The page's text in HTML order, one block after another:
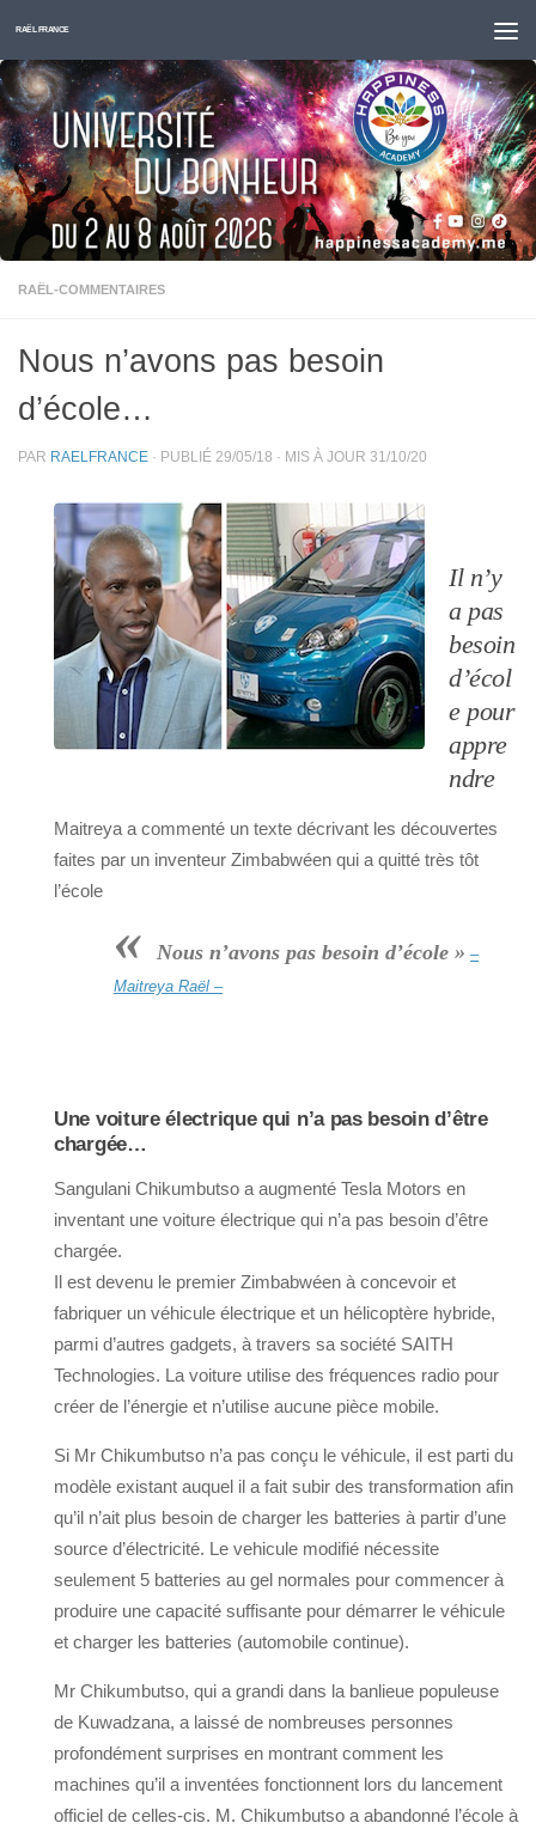
Skip to content
RAËL FRANCE
RAËL-COMMENTAIRES
Nous n’avons pas besoin
d’école…
PAR RAELFRANCE · PUBLIÉ 29/05/18 · MIS À JOUR 31/10/20
Il n’y
a pas
besoin
d’écol
e pour
appre
ndre
Maitreya a commenté un texte décrivant les découvertes
faites par un inventeur Zimbabwéen qui a quitté très tôt
l’école
« Nous n’avons pas besoin d’école » –
Maitreya Raël –
Une voiture électrique qui n’a pas besoin d’être
chargée…
Sangulani Chikumbutso a augmenté Tesla Motors en
inventant une voiture électrique qui n’a pas besoin d’être
chargée.
Il est devenu le premier Zimbabwéen à concevoir et
fabriquer un véhicule électrique et un hélicoptère hybride,
parmi d’autres gadgets, à travers sa société SAITH
Technologies. La voiture utilise des fréquences radio pour
créer de l’énergie et n’utilise aucune pièce mobile.
Si Mr Chikumbutso n’a pas conçu le véhicule, il est parti du
modèle existant auquel il a fait subir des transformation afin
qu’il n’ait plus besoin de charger les batteries à partir d’une
source d’électricité. Le vehicule modifié nécessite
seulement 5 batteries au gel normales pour commencer à
produire une capacité suffisante pour démarrer le véhicule
et charger les batteries (automobile continue).
Mr Chikumbutso, qui a grandi dans la banlieue populeuse
de Kuwadzana, a laissé de nombreuses personnes
profondément surprises en montrant comment les
machines qu’il a inventées fonctionnent lors du lancement
officiel de celles-cis. M. Chikumbutso a abandonné l’école à